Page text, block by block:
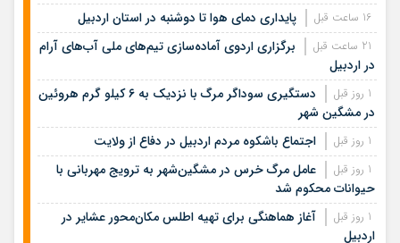
پایداری دمای هوا تا دوشنبه در استان اردبیل
برگزاری اردوی آماده‌سازی تیم‌های ملی آب‌های آرام
در اردبیل
دستگیری سوداگر مرگ با نزدیک به ۶ کیلو گرم هروئین
در مشگین شهر
اجتماع باشکوه مردم اردبیل در دفاع از ولایت
عامل مرگ خرس در مشگین‌شهر به ترویج مهربانی با
حیوانات محکوم شد
آغاز هماهنگی برای تهیه اطلس مکان‌محور عشایر در
اردبیل